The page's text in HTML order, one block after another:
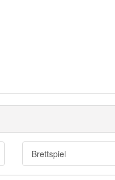
Brettspiel